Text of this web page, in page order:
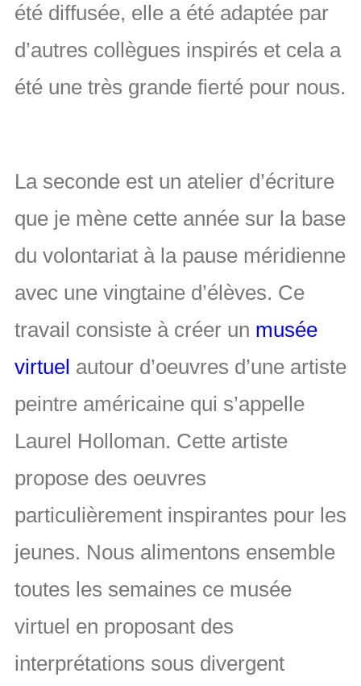
été diffusée, elle a été adaptée par
d’autres collègues inspirés et cela a
été une très grande fierté pour nous.
La seconde est un atelier d’écriture
que je mène cette année sur la base
du volontariat à la pause méridienne
avec une vingtaine d’élèves. Ce
travail consiste à créer un musée
virtuel autour d’oeuvres d’une artiste
peintre américaine qui s’appelle
Laurel Holloman. Cette artiste
propose des oeuvres
particulièrement inspirantes pour les
jeunes. Nous alimentons ensemble
toutes les semaines ce musée
virtuel en proposant des
interprétations sous divergent